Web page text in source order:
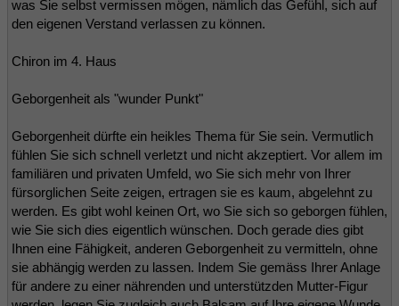
was Sie selbst vermissen mögen, nämlich das Gefühl, sich auf
den eigenen Verstand verlassen zu können.
Chiron im 4. Haus
Geborgenheit als "wunder Punkt"
Geborgenheit dürfte ein heikles Thema für Sie sein. Vermutlich
fühlen Sie sich schnell verletzt und nicht akzeptiert. Vor allem im
familiären und privaten Umfeld, wo Sie sich mehr von Ihrer
fürsorglichen Seite zeigen, ertragen sie es kaum, abgelehnt zu
werden. Es gibt wohl keinen Ort, wo Sie sich so geborgen fühlen,
wie Sie sich dies eigentlich wünschen. Doch gerade dies gibt
Ihnen eine Fähigkeit, anderen Geborgenheit zu vermitteln, ohne
sie abhängig werden zu lassen. Indem Sie gemäss Ihrer Anlage
für andere zu einer nährenden und unterstützden Mutter-Figur